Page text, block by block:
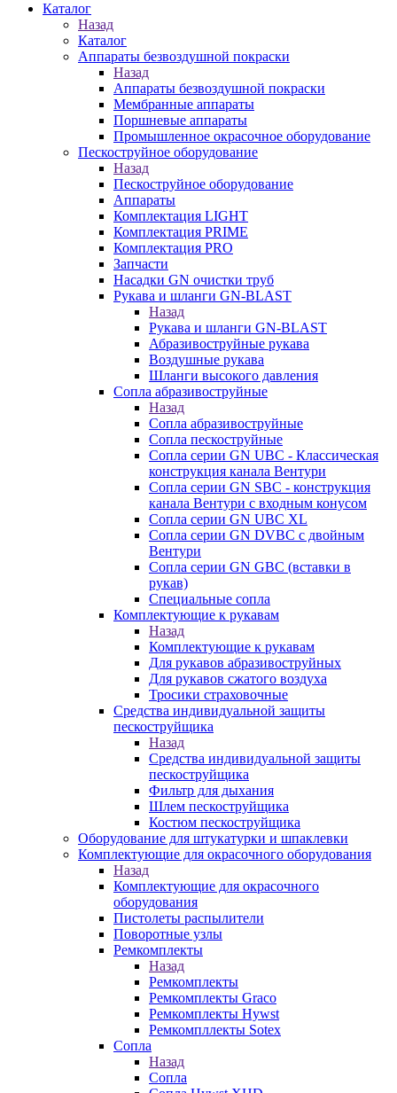
Каталог
Назад
Каталог
Аппараты безвоздушной покраски
Назад
Аппараты безвоздушной покраски
Мембранные аппараты
Поршневые аппараты
Промышленное окрасочное оборудование
Пескоструйное оборудование
Назад
Пескоструйное оборудование
Аппараты
Комплектация LIGHT
Комплектация PRIME
Комплектация PRO
Запчасти
Насадки GN очистки труб
Рукава и шланги GN-BLAST
Назад
Рукава и шланги GN-BLAST
Абразивоструйные рукава
Воздушные рукава
Шланги высокого давления
Сопла абразивоструйные
Назад
Сопла абразивоструйные
Сопла пескоструйные
Сопла серии GN UBC - Классическая
конструкция канала Вентури
Сопла серии GN SBC - конструкция
канала Вентури c входным конусом
Сопла серии GN UBC XL
Сопла серии GN DVBC с двойным
Вентури
Сопла серии GN GBC (вставки в
рукав)
Специальные сопла
Комплектующие к рукавам
Назад
Комплектующие к рукавам
Для рукавов абразивоструйных
Для рукавов сжатого воздуха
Тросики страховочные
Средства индивидуальной защиты
пескоструйщика
Назад
Средства индивидуальной защиты
пескоструйщика
Фильтр для дыхания
Шлем пескоструйщика
Костюм пескоструйщика
Оборудование для штукатурки и шпаклевки
Комплектующие для окрасочного оборудования
Назад
Комплектующие для окрасочного
оборудования
Пистолеты распылители
Поворотные узлы
Ремкомплекты
Назад
Ремкомплекты
Ремкомплекты Graco
Ремкомплекты Hywst
Ремкомпллекты Sotex
Сопла
Назад
Сопла